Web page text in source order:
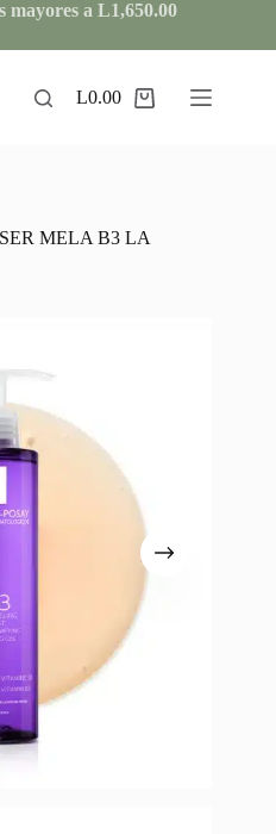
mayores a L1,650.00
Shopping
L0.00
MELA B3 LA